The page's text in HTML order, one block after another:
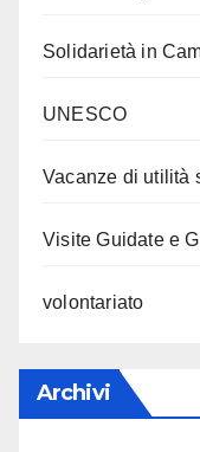
Solidarietà in
UNESCO
Vacanze di utilità
Visite Guidate e
volontariato
Archivi